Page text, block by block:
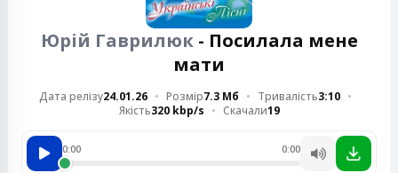
Юрій Гаврилюк- Посилала мене
мати
Дата релізу24.01.26 Розмір7.3 Мб Тривалість3:10
Якість320 kbp/s Скачали19
0:00 0:00